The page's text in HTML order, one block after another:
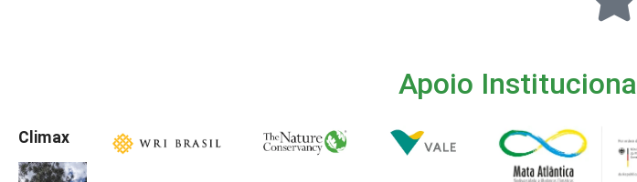
Apoio
Climax